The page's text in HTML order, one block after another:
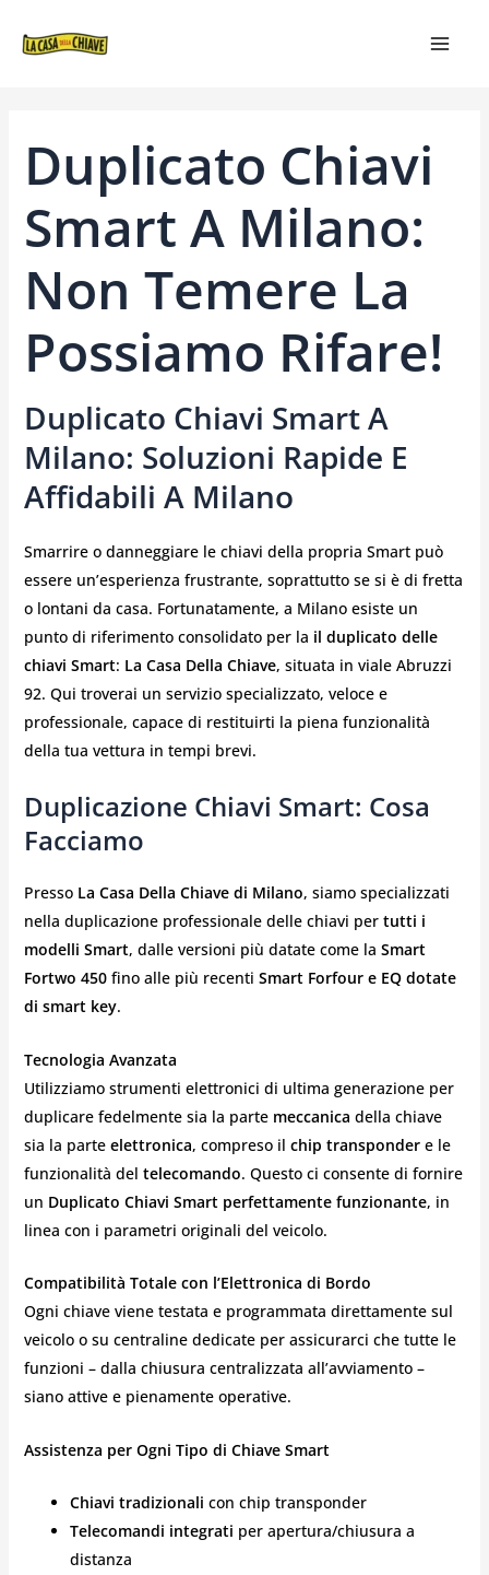
Duplicato Chiavi
Smart A Milano:
Non Temere La
Possiamo Rifare!
Duplicato Chiavi Smart A
Milano: Soluzioni Rapide E
Affidabili A Milano
Smarrire o danneggiare le chiavi della propria Smart può
essere un’esperienza frustrante, soprattutto se si è di fretta
o lontani da casa. Fortunatamente, a Milano esiste un
punto di riferimento consolidato per la il duplicato delle
chiavi Smart: La Casa Della Chiave, situata in viale Abruzzi
92. Qui troverai un servizio specializzato, veloce e
professionale, capace di restituirti la piena funzionalità
della tua vettura in tempi brevi.
Duplicazione Chiavi Smart: Cosa
Facciamo
Presso La Casa Della Chiave di Milano, siamo specializzati
nella duplicazione professionale delle chiavi per tutti i
modelli Smart, dalle versioni più datate come la Smart
Fortwo 450fino alle più recenti Smart Forfour e EQ dotate
di smart key.
Tecnologia Avanzata
Utilizziamo strumenti elettronici di ultima generazione per
duplicare fedelmente sia la parte meccanica della chiave
sia la parte elettronica, compreso il chip transpondere le
funzionalità del telecomando. Questo ci consente di fornire
un Duplicato Chiavi Smart perfettamente funzionante, in
linea con i parametri originali del veicolo.
Compatibilità Totale con l’Elettronica di Bordo
Ogni chiave viene testata e programmata direttamente sul
veicolo o su centraline dedicate per assicurarci che tutte le
funzioni – dalla chiusura centralizzata all’avviamento –
siano attive e pienamente operative.
Assistenza per Ogni Tipo di Chiave Smart
Chiavi tradizionali con chip transponder
Telecomandi integrati per apertura/chiusura a
distanza
ARTICOLI